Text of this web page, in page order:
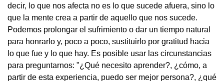
decir, lo que nos afecta no es lo que sucede afuera, sino lo
que la mente crea a partir de aquello que nos sucede.
Podemos prolongar el sufrimiento o dar un tiempo natural
para honrarlo y, poco a poco, sustituirlo por gratitud hacia
lo que fue y lo que hay. Es posible usar las circunstancias
para preguntarnos: "¿Qué necesito aprender?, ¿cómo, a
partir de esta experiencia, puedo ser mejor persona?, ¿qué